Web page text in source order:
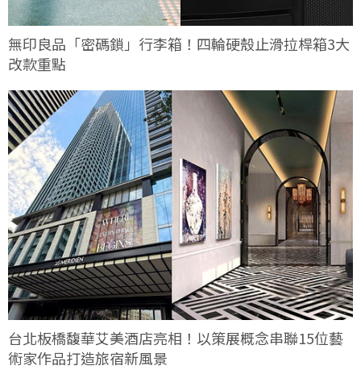
無印良品「密碼鎖」行李箱！四輪硬殼止滑拉桿箱3大
改款重點
台北板橋馥華艾美酒店亮相！以策展概念串聯15位藝
術家作品打造旅宿新風景